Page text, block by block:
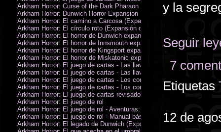
y la
Seguir
7
Etiquetas
12 de
Arkham Horror: Curse of the Dark Pharaon Expansion
Arkham Horror: Dunwich Horror Expansion
Arkham Horror: El camino a Carcosa (Expansión de investigadores)
Arkham Horror: El círculo roto (Expansión de investigadores)
Arkham Horror: El horror de Dunwich expansión
Arkham Horror: El horror de Innsmouth expansión
Arkham Horror: El horror de Kingsport expansión
Arkham Horror: El horror de Miskatonic expansión
Arkham Horror: El juego de cartas - Las llaves escarlata - Campaña
Arkham Horror: El juego de cartas - Las llaves escarlata -
Arkham Horror: El juego de cartas - Los confines de la tierra -
Arkham Horror: El juego de cartas - Los confines de la tierra -
Arkham Horror: El juego de cartas revisado
Arkham Horror: El juego de rol
Arkham Horror: El juego de rol - Aventuras: Misterios de Arkham
Arkham Horror: El juego de rol - Manual básico
Arkham Horror: El legado de Dunwich (Expansión de investigadores)